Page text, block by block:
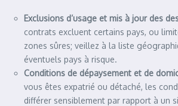
Exclusions d’usage et mis à jour des
contrats excluent certains pays, ou
zones sûres; veillez à la liste
éventuels pays à risque.
Conditions de dépaysement et de
vous êtes expatrié ou détaché, les
différer sensiblement par rapport à un